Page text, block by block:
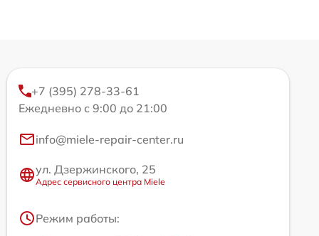
+7 (395) 278-33-61
Ежедневно с 9:00 до 21:00
info@miele-repair-center.ru
ул. Дзержинского, 25
Адрес сервисного центра Miele
Режим работы: